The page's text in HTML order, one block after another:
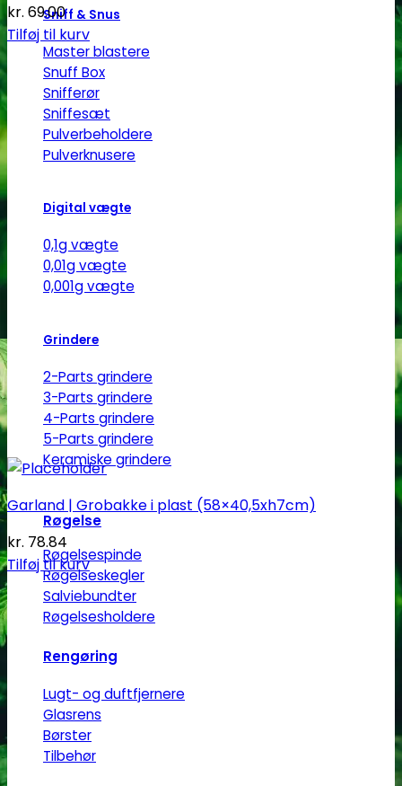
Sniff & Snus
Master blastere
Snuff Box
Snifferør
Sniffesæt
Pulverbeholdere
Pulverknusere
Digital vægte
0,1g vægte
0,01g vægte
0,001g vægte
Grindere
2-Parts grindere
3-Parts grindere
4-Parts grindere
5-Parts grindere
Keramiske grindere
Røgelse
Røgelsespinde
Røgelseskegler
Salviebundter
Røgelsesholdere
Rengøring
Lugt- og duftfjernere
Glasrens
Børster
Tilbehør
kr. 69.00
Tilføj til kurv
Garland | Grobakke i plast (58×40,5xh7cm)
kr. 78.84
Tilføj til kurv